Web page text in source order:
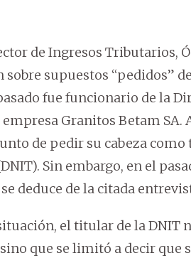
de Ingresos Tributarios,
supuestos “pedidos”
fue funcionario de la
Granitos Betam SA.
de pedir su cabeza
Sin embargo, en el
deduce de la citada
el titular de la DNIT
que se limitó a decir que